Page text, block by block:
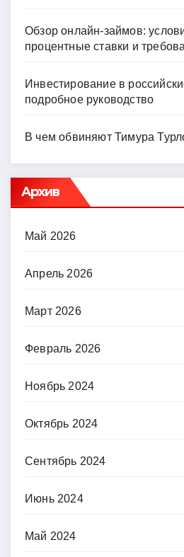
Обзор онлайн-займов:
процентные ставки и
Инвестирование в
подробное руководство
В чем обвиняют Тимура
Архив
Май 2026
Апрель 2026
Март 2026
Февраль 2026
Ноябрь 2024
Октябрь 2024
Сентябрь 2024
Июнь 2024
Май 2024